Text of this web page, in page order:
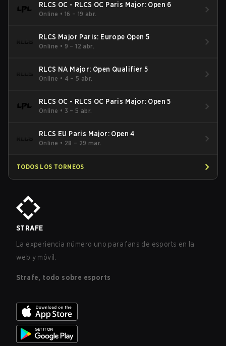
RLCS OC - RLCS OC Paris Major: Open 6
Online • 16 – 19 abr.
RLCS Major Paris: Europe Open 5
Online • 9 – 12 abr.
RLCS NA Major: Open Qualifier 5
Online • 4 – 5 abr.
RLCS OC - RLCS OC Paris Major: Open 5
Online • 3 – 5 abr.
RLCS EU Paris Major: Open 4
Online • 28 – 29 mar.
TODOS LOS TORNEOS
STRAFE
La experiencia número uno para fans de esports en la
web y móvil.
Strafe, todo sobre esports